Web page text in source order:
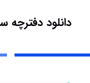
دانلود دفترچه سوالات